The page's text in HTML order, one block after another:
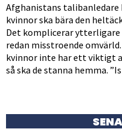
Afghanistans
kvinnor ska bära den
Det komplicerar
redan misstroende
kvinnor inte har ett viktigt
så ska de stanna hemma.